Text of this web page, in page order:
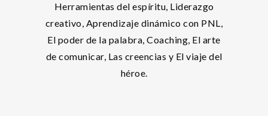
Herramientas del espíritu, Liderazgo
creativo, Aprendizaje dinámico con PNL,
El poder de la palabra, Coaching, El arte
de comunicar, Las creencias y El viaje del
héroe.